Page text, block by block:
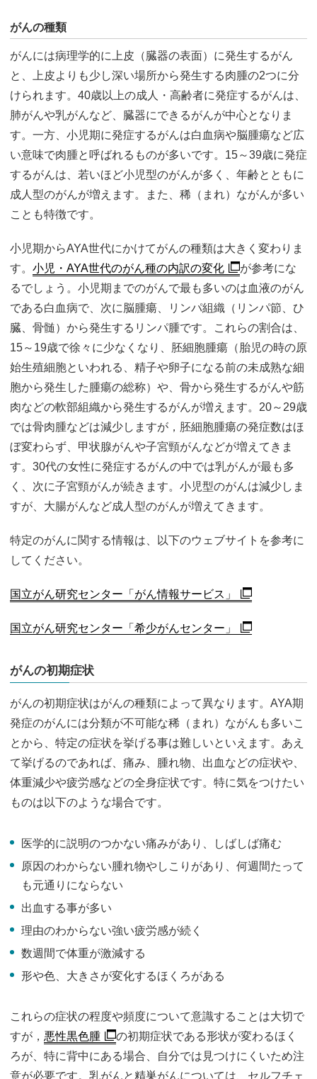
がんの種類
がんには病理学的に上皮（臓器の表面）に発生するがん
と、上皮よりも少し深い場所から発生する肉腫の2つに分
けられます。40歳以上の成人・高齢者に発症するがんは、
肺がんや乳がんなど、臓器にできるがんが中心となりま
す。一方、小児期に発症するがんは白血病や脳腫瘍など広
い意味で肉腫と呼ばれるものが多いです。15～39歳に発症
するがんは、若いほど小児型のがんが多く、年齢とともに
成人型のがんが増えます。また、稀（まれ）ながんが多い
ことも特徴です。
小児期からAYA世代にかけてがんの種類は大きく変わりま
す。 小児・AYA世代のがん種の内訳の変化
が参考にな
るでしょう。小児期までのがんで最も多いのは血液のがん
である白血病で、次に脳腫瘍、リンパ組織（リンパ節、ひ
臓、骨髄）から発生するリンパ腫です。これらの割合は、
15～19歳で徐々に少なくなり、胚細胞腫瘍（胎児の時の原
始生殖細胞といわれる、精子や卵子になる前の未成熟な細
胞から発生した腫瘍の総称）や、骨から発生するがんや筋
肉などの軟部組織から発生するがんが増えます。20～29歳
では骨肉腫などは減少しますが，胚細胞腫瘍の発症数はほ
ぼ変わらず、甲状腺がんや子宮頸がんなどが増えてきま
す。30代の女性に発症するがんの中では乳がんが最も多
く、次に子宮頸がんが続きます。小児型のがんは減少しま
すが、大腸がんなど成人型のがんが増えてきます。
特定のがんに関する情報は、以下のウェブサイトを参考に
してください。
国立がん研究センター「がん情報サービス」
国立がん研究センター「希少がんセンター」
がんの初期症状
がんの初期症状はがんの種類によって異なります。AYA期
発症のがんには分類が不可能な稀（まれ）ながんも多いこ
とから、特定の症状を挙げる事は難しいといえます。あえ
て挙げるのであれば、痛み、腫れ物、出血などの症状や、
体重減少や疲労感などの全身症状です。特に気をつけたい
ものは以下のような場合です。
医学的に説明のつかない痛みがあり、しばしば痛む
原因のわからない腫れ物やしこりがあり、何週間たって
も元通りにならない
出血する事が多い
理由のわからない強い疲労感が続く
数週間で体重が激減する
形や色、大きさが変化するほくろがある
これらの症状の程度や頻度について意識することは大切で
すが， 悪性黒色腫
の初期症状である形状が変わるほく
ろが、特に背中にある場合、自分では見つけにくいため注
意が必要です。乳がんと精巣がんについては、セルフチェ